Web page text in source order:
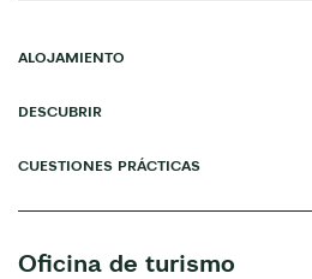
ALOJAMIENTO
DESCUBRIR
CUESTIONES PRÁCTICAS
Oficina de turismo